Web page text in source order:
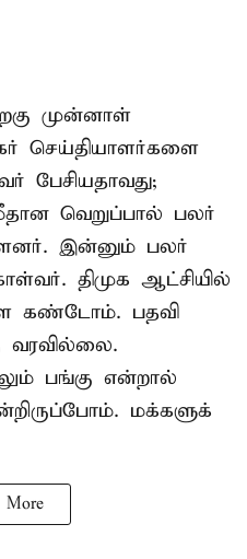
முன்னாள்
செய்தியாளர்களை
பேசியதாவது;
வெறுப்பால் பலர்
இன்னும் பலர்
திமுக ஆட்சியில்
கண்டோம். பதவி
வரவில்லை.
பங்கு என்றால்
மக்களுக்
More